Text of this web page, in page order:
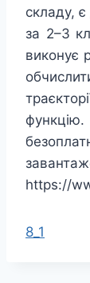
складу,
за 2–3
виконує
https://
8_1